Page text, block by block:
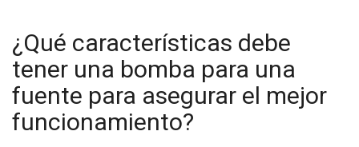
¿Qué características debe
tener una bomba para una
fuente para asegurar el mejor
funcionamiento?